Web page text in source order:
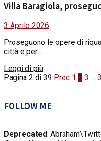
Villa Baragiola,
3 Aprile 2026
Proseguono le opere di
città e per...
Leggi di piùDetails
Pagina 2 di 39 Prec 1 2 3 …
FOLLOW ME
Deprecated: